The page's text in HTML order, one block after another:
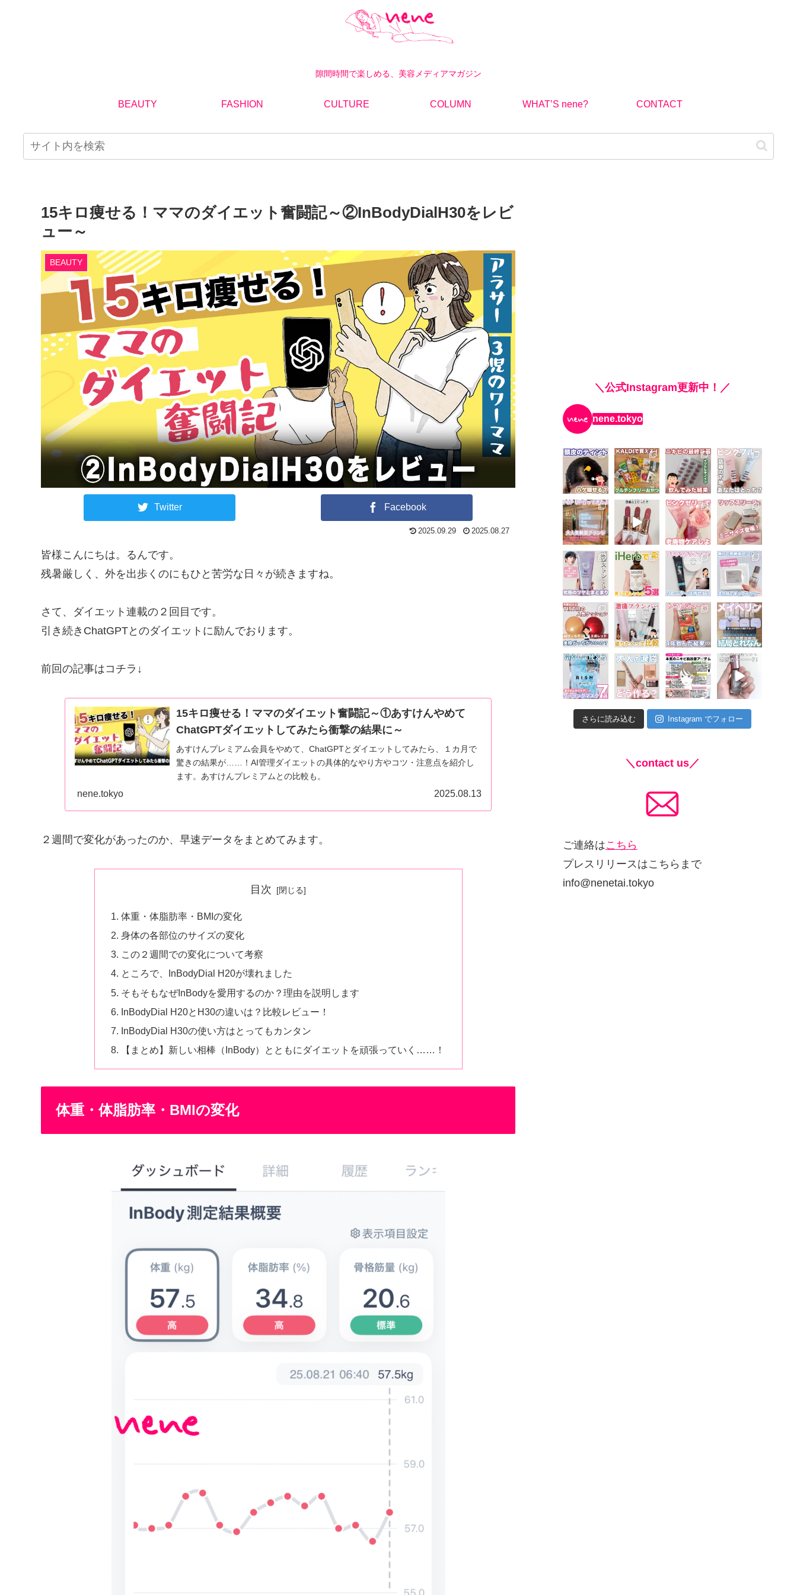
隙間時間で楽しめる、美容メディアマガジン
BEAUTY FASHION CULTURE COLUMN WHAT’S nene? CONTACT
15キロ痩せる！ママのダイエット奮闘記～②InBodyDialH30をレビ
ュー～
BEAUTY
Twitter Facebook
2025.09.29 2025.08.27
皆様こんにちは。るんです。
残暑厳しく、外を出歩くのにもひと苦労な日々が続きますね。
さて、ダイエット連載の２回目です。
引き続きChatGPTとのダイエットに励んでおります。
前回の記事はコチラ↓
15キロ痩せる！ママのダイエット奮闘記～①あすけんやめて
ChatGPTダイエットしてみたら衝撃の結果に～
あすけんプレミアム会員をやめて、ChatGPTとダイエットしてみたら、１カ月で
驚きの結果が……！AI管理ダイエットの具体的なやり方やコツ・注意点を紹介し
ます。あすけんプレミアムとの比較も。
nene.tokyo 2025.08.13
２週間で変化があったのか、早速データをまとめてみます。
目次
体重・体脂肪率・BMIの変化
身体の各部位のサイズの変化
この２週間での変化について考察
ところで、InBodyDial H20が壊れました
そもそもなぜInBodyを愛用するのか？理由を説明します
InBodyDial H20とH30の違いは？比較レビュー！
InBodyDial H30の使い方はとってもカンタン
【まとめ】新しい相棒（InBody）とともにダイエットを頑張っていく……！
体重・体脂肪率・BMIの変化
＼公式Instagram更新中！／
nene.tokyo
さらに読み込む Instagram でフォロー
＼contact us／
ご連絡はこちら
プレスリリースはこちらまで
info@nenetai.tokyo